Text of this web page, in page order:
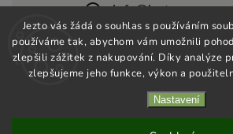
Jezto vás žádá o souhlas s používáním
používáme tak, abychom vám umožnili
zlepšili zážitek z nakupování. Díky analýze
zlepšujeme jeho funkce, výkon a
Nastavení
Shoptet| Design